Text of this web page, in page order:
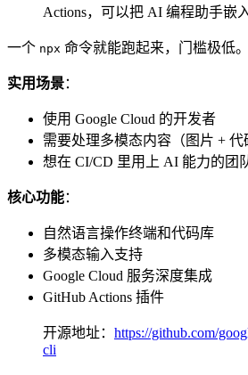
Actions，可以把 AI 编程助手嵌
一个 npx 命令就能跑起来，门槛极低。
实用场景：
使用 Google Cloud 的开发者
需要处理多模态内容（图片 + 代
想在 CI/CD 里用上 AI 能力的团
核心功能：
自然语言操作终端和代码库
多模态输入支持
Google Cloud 服务深度集成
GitHub Actions 插件
开源地址： https://github.com/
cli